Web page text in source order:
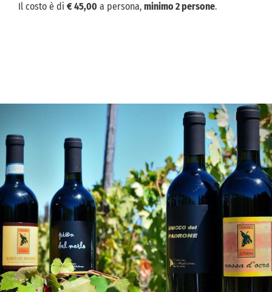
Il costo è di € 45,00 a persona, minimo 2 persone.